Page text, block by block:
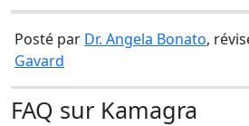
Posté par Dr. Angela Bonato,
Gavard
FAQ sur Kamagra